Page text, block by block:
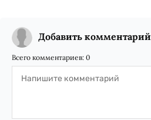
Добавить комментарий
Всего комментариев: 0